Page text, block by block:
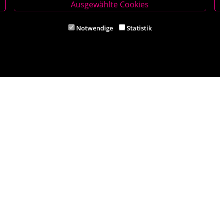
Filiale Ternitz
Theodor-Körner-Platz 6, 2630 Ternitz
Öffnungszeiten
Ausgewählte Cookies
Notwendige Statistik